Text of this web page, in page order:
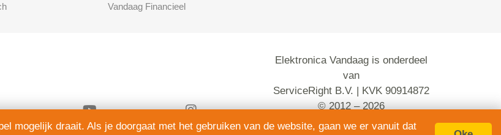
Vandaag Financieel
Elektronica Vandaag is onderdeel
van
ServiceRight B.V. | KVK 90914872
© 2012 – 2026
alle rechten voorbehouden.
mogelijk draait. Als je doorgaat met het gebruiken van de website, gaan we er vanuit dat